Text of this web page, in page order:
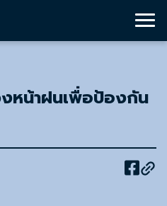
หน้าฝนเพื่อป้องกัน